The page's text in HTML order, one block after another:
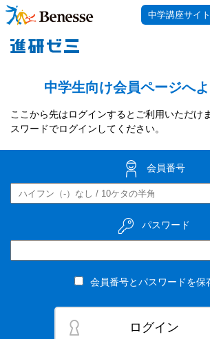
中学講座サイ
中学生向け会員ページへよ
ここから先はログインするとご利用いただけ
スワードでログインしてください。
会員番号
パスワード
会員番号とパスワードを保
ログイン